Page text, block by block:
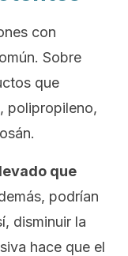
con
Sobre
que
polipropileno,
que
podrían
disminuir la
hace que el